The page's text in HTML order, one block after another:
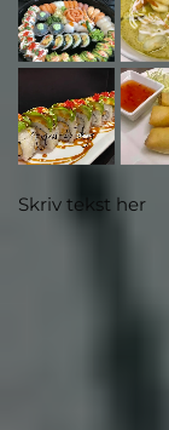
Skriv tekst her